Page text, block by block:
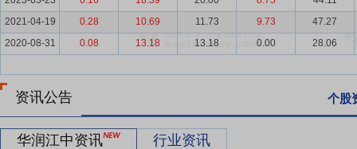
要点11： 渠道优势
公司多年深耕在非处方药、保健品领域，形成成
反应能力。持续优化终端渠道布局，不断发力新渠道拓展，推动传统
要点12：以3.77亿元增资获桑海制药与济生制药51%股权
2019年1月
1.64亿元、2.13亿元,合计为3.77亿元。交易完成后,桑海制药、济生
要点13：控股子公司之间吸收合并
2022年10月22日公司对外公告,
司济生制药的产品在医院渠道正常销售,提高运营效率,优化资源配置,
2021-04-19
0.28 10.69 11.73 9.73
47.27
2020-08-31
0.08 13.18 13.18 0.00 28.06
资讯公告 个股
华润江中资讯 行业资讯